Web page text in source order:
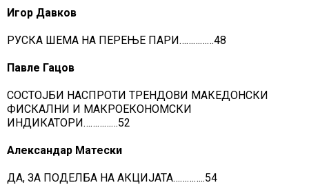
Игор Давков
РУСКА ШЕМА НА ПЕРЕЊЕ ПАРИ……………48
Павле Гацов
СОСТОЈБИ НАСПРОТИ ТРЕНДОВИ МАКЕДОНСКИ
ФИСКАЛНИ И МАКРОЕКОНОМСКИ
ИНДИКАТОРИ……………52
Александар Матески
ДА, ЗА ПОДЕЛБА НА АКЦИЈАТА…………..54